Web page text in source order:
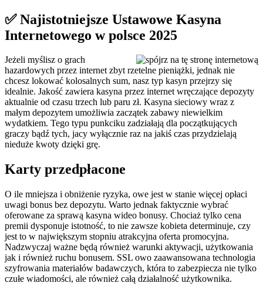
✅ Najistotniejsze Ustawowe Kasyna
Internetowego w polsce 2025
Jeżeli myślisz o grach
hazardowych przez internet zbyt rzetelne pieniążki, jednak nie
chcesz lokować kolosalnych sum, nasz typ kasyn przejrzy się
idealnie. Jakość zawiera kasyna przez internet wręczające depozyty
aktualnie od czasu trzech lub paru zł. Kasyna sieciowy wraz z
małym depozytem umożliwia zaczątek zabawy niewielkim
wydatkiem. Tego typu punkciku zadziałają dla początkujących
graczy bądź tych, jacy wyłącznie raz na jakiś czas przydzielają
nieduże kwoty dzięki grę.
Karty przedpłacone
O ile mniejsza i obniżenie ryzyka, owe jest w stanie więcej opłaci
uwagi bonus bez depozytu. Warto jednak faktycznie wybrać
oferowane za sprawą kasyna wideo bonusy. Chociaż tylko cena
premii dysponuje istotność, to nie zawsze kobieta determinuje, czy
jest to w największym stopniu atrakcyjna oferta promocyjna.
Nadzwyczaj ważne będą również warunki aktywacji, użytkowania
jak i również ruchu bonusem. SSL owo zaawansowana technologia
szyfrowania materiałów badawczych, która to zabezpiecza nie tylko
czułe wiadomości, ale również całą działalność użytkownika.